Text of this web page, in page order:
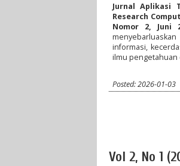
Jurnal Aplikasi
Research
Nomor 2, Juni
informasi,
ilmu pengetahuan
Posted: 2026-01-03
Vol 2, No 1